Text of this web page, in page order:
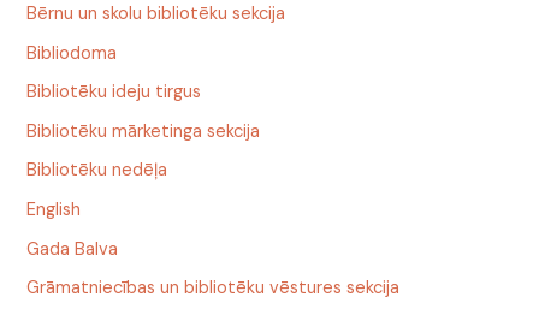
Bērnu un skolu bibliotēku sekcija
Bibliodoma
Bibliotēku ideju tirgus
Bibliotēku mārketinga sekcija
Bibliotēku nedēļa
English
Gada Balva
Grāmatniecības un bibliotēku vēstures sekcija